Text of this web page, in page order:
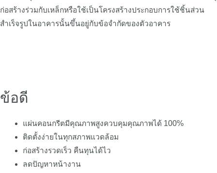
ก่อสร้างร่วมกับเหล็กหรือใช้เป็นโครงสร้างประกอบการใช้ชิ้นส่วน
สำเร็จรูปในอาคารนั้นขึ้นอยู่กับข้อจำกัดของตัวอาคาร
ข้อดี
แผ่นคอนกรีตมีคุณภาพสูงควบคุมคุณภาพได้ 100%
ติดตั้งง่ายในทุกสภาพแวดล้อม
ก่อสร้างรวดเร็ว คืนทุนได้ไว
ลดปัญหาหน้างาน